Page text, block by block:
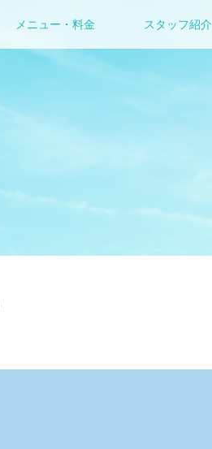
メニュー・料金 スタッフ紹介